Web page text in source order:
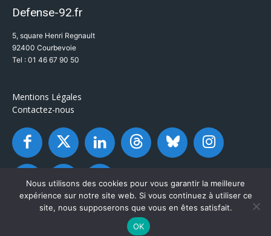
Defense-92.fr
5, square Henri Regnault
92400 Courbevoie
Tel : 01 46 67 90 50
Mentions Légales
Contactez-nous
© Defense-92.fr - Tous droits réservés 2003 / 2026
Nous utilisons des cookies pour vous garantir la meilleure
expérience sur notre site web. Si vous continuez à utiliser ce
site, nous supposerons que vous en êtes satisfait.
OK